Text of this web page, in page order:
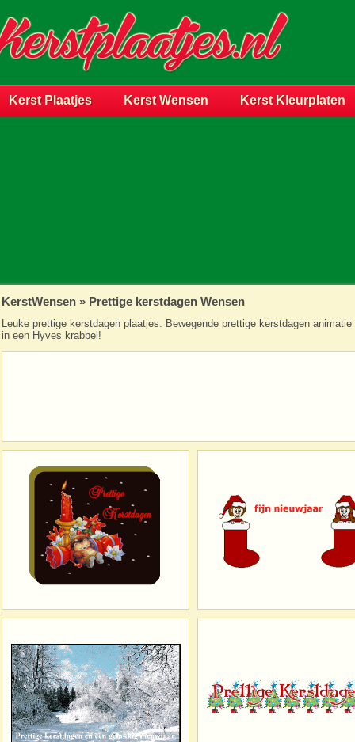
Kerst Plaatjes Kerst Wensen Kerst Kleurplaten
KerstWensen » Prettige kerstdagen Wensen
Leuke prettige kerstdagen plaatjes. Bewegende prettige kerstdagen
in een Hyves krabbel!